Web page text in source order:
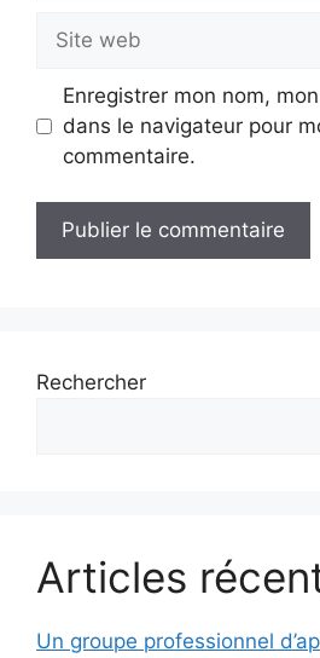
web
Enregistrer mon nom,
dans le navigateur pour
commentaire.
Rechercher
Articles
Un groupe professionnel